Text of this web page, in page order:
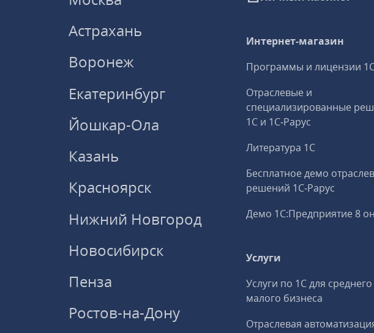
Астрахань
Воронеж
Екатеринбург
Йошкар-Ола
Казань
Красноярск
Нижний Новгород
Новосибирск
Пенза
Ростов-на-Дону
Интернет-магазин
Программы и лицензии
Отраслевые и
специализированные
1С и 1С‑Рарус
Литература 1С
Бесплатное демо
решений 1С‑Рарус
Демо 1С:Предприятие 8
Услуги
Услуги по 1С для
малого бизнеса
Отраслевая